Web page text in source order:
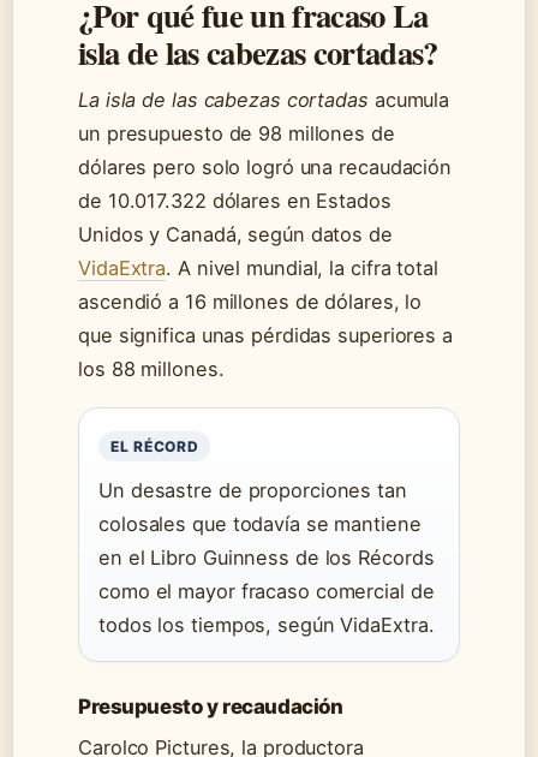
¿Por qué fue un fracaso La
isla de las cabezas cortadas?
La isla de las cabezas cortadas acumula
un presupuesto de 98 millones de
dólares pero solo logró una recaudación
de 10.017.322 dólares en Estados
Unidos y Canadá, según datos de
VidaExtra. A nivel mundial, la cifra total
ascendió a 16 millones de dólares, lo
que significa unas pérdidas superiores a
los 88 millones.
EL RÉCORD
Un desastre de proporciones tan
colosales que todavía se mantiene
en el Libro Guinness de los Récords
como el mayor fracaso comercial de
todos los tiempos, según VidaExtra.
Presupuesto y recaudación
Carolco Pictures, la productora